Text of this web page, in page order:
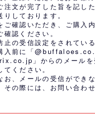
注文が完了した旨を記し
りしております。
ご確認いただき、ご購入
確認ください。
止の受信設定をされてい
入前に「
」からのメールを
ください。
お、メールの受信ができ
の際には、 お問い合わ